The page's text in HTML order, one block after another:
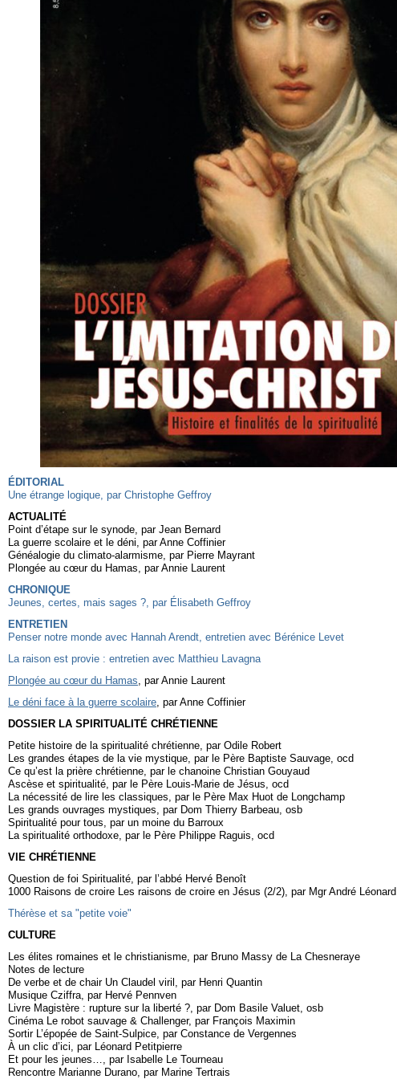
ÉDITORIAL
Une étrange logique, par Christophe Geffroy
ACTUALITÉ
Point d’étape sur le synode, par Jean Bernard
La guerre scolaire et le déni, par Anne Coffinier
Généalogie du climato-alarmisme, par Pierre Mayrant
Plongée au cœur du Hamas, par Annie Laurent
CHRONIQUE
Jeunes, certes, mais sages ?, par Élisabeth Geffroy
ENTRETIEN
Penser notre monde avec Hannah Arendt, entretien avec Bérénice Levet
La raison est provie : entretien avec Matthieu Lavagna
Plongée au cœur du Hamas , par Annie Laurent
Le déni face à la guerre scolaire , par Anne Coffinier
DOSSIER LA SPIRITUALITÉ CHRÉTIENNE
Petite histoire de la spiritualité chrétienne, par Odile Robert
Les grandes étapes de la vie mystique, par le Père Baptiste Sauvage, ocd
Ce qu’est la prière chrétienne, par le chanoine Christian Gouyaud
Ascèse et spiritualité, par le Père Louis-Marie de Jésus, ocd
La nécessité de lire les classiques, par le Père Max Huot de Longchamp
Les grands ouvrages mystiques, par Dom Thierry Barbeau, osb
Spiritualité pour tous, par un moine du Barroux
La spiritualité orthodoxe, par le Père Philippe Raguis, ocd
VIE CHRÉTIENNE
Question de foi Spiritualité, par l’abbé Hervé Benoît
1000 Raisons de croire Les raisons de croire en Jésus (2/2), par Mgr André Léonard
Thérèse et sa "petite voie"
CULTURE
Les élites romaines et le christianisme, par Bruno Massy de La Chesneraye
Notes de lecture
De verbe et de chair Un Claudel viril, par Henri Quantin
Musique Cziffra, par Hervé Pennven
Livre Magistère : rupture sur la liberté ?, par Dom Basile Valuet, osb
Cinéma Le robot sauvage & Challenger, par François Maximin
Sortir L’épopée de Saint-Sulpice, par Constance de Vergennes
À un clic d’ici, par Léonard Petitpierre
Et pour les jeunes…, par Isabelle Le Tourneau
Rencontre Marianne Durano, par Marine Tertrais